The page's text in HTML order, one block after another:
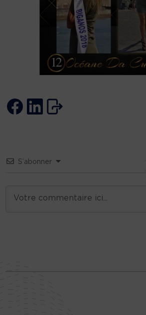
S’abonner